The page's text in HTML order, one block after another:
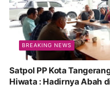
BREAKING NEWS
Satpol PP Kota
Hiwata : Hadirnya Abah